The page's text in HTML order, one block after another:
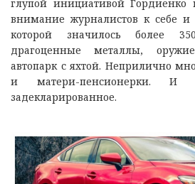
глупой инициативой Гордиенко
внимание журналистов к себе и
которой значилось более
драгоценные металлы,
автопарк с яхтой. Неприлично
и матери-пенсионерки. И
задекларированное.